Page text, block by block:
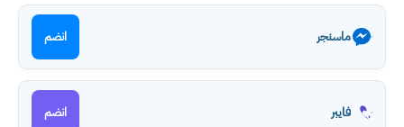
ماسنجر انضم
فايبر انضم